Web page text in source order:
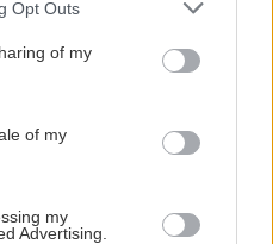
Opt Outs
of my
of my
my
Advertising.
αγροτικών και
τον Ιούλιο
ενέργεια και ενοίκια
δέχτηκε σχόλιο ότι
επέμβαση